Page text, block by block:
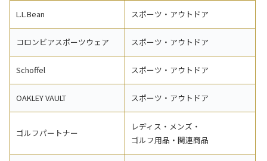
L.L.Bean スポーツ・アウトドア
コロンビアスポーツウェア スポーツ・アウトドア
Schoffel スポーツ・アウトドア
OAKLEY VAULT スポーツ・アウトドア
ゴルフパートナー
レディス・メンズ・
ゴルフ用品・関連商品